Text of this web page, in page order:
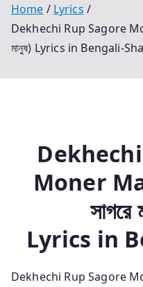
Home
Lyrics
Dekhechi Rup Sagore
মানুষ) Lyrics in Bengali-
Moner
সাগরে
Lyrics in
Dekhechi Rup Sagore